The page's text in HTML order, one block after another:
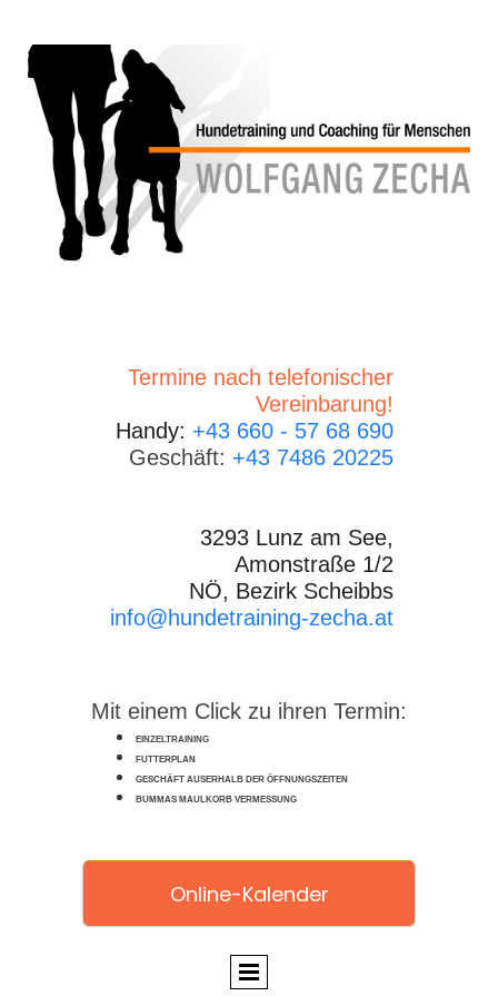
Termine nach telefonischer
Vereinbarung!
Handy: +43 660 - 57 68 690
Geschäft: +43 7486 20225
3293 Lunz am See,
Amonstraße 1/2
NÖ, Bezirk Scheibbs
info@hundetraining-zecha.at
Mit einem Click zu ihren Termin:
EINZELTRAINING
FUTTERPLAN
GESCHÄFT AUSERHALB DER ÖFFNUNGSZEITEN
BUMMAS MAULKORB VERMESSUNG
Online-Kalender